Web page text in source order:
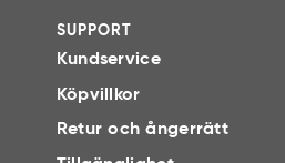
SUPPORT
Kundservice
Köpvillkor
Retur och ångerrätt